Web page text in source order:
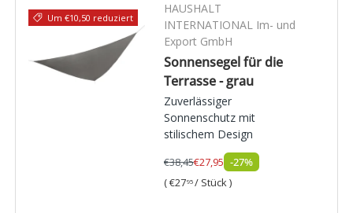
Um €10,50 reduziert
HAUSHALT
INTERNATIONAL Im- und
Export GmbH
Sonnensegel für die
Terrasse - grau
Zuverlässiger
Sonnenschutz mit
stilischem Design
€38,45€27,95 -27%
Grundpreis
€2795 / Stück